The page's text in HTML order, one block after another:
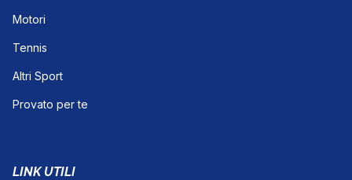
Motori
Tennis
Altri Sport
Provato per te
LINK UTILI